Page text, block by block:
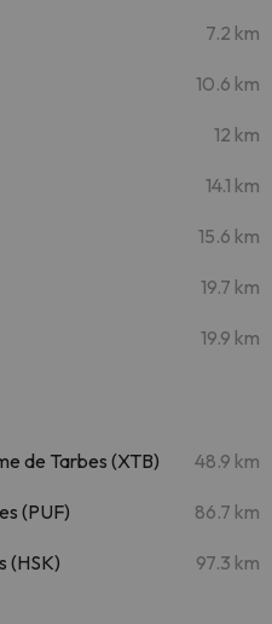
7.2 km
10.6 km
12 km
14.1 km
15.6 km
19.7 km
19.9 km
de Tarbes (XTB) 48.9 km
(PUF) 86.7 km
(HSK) 97.3 km